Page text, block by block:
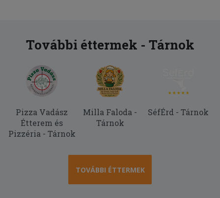
További éttermek - Tárnok
Pizza Vadász
Étterem és
Pizzéria - Tárnok
Milla Faloda -
Tárnok
SéfÉrd - Tárnok
TOVÁBBI ÉTTERMEK